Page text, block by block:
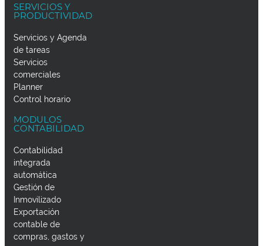
SERVICIOS Y
PRODUCTIVIDAD
Servicios y Agenda
de tareas
Servicios
comerciales
Planner
Control horario
MODULOS
CONTABILIDAD
Contabilidad
integrada
automática
Gestión de
Inmovilizado
Exportación
contable de
compras, gastos y